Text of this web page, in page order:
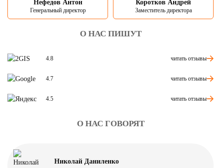
Нефедов Антон
Генеральный директор
Коротков Андрей
Заместитель директора
О НАС ПИШУТ
4.8 читать отзывы
4.7 читать отзывы
4.5 читать отзывы
О НАС ГОВОРЯТ
Николай Даниленко